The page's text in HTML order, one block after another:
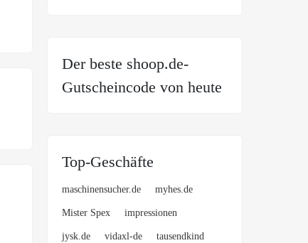
Der beste shoop.de-
Gutscheincode von heute
Top-Geschäfte
maschinensucher.de myhes.de
Mister Spex impressionen
jysk.de vidaxl-de tausendkind